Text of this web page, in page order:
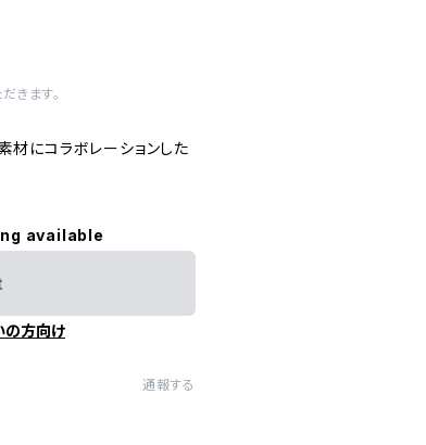
きます。
材にコラボレーションした
available
の方向け
通報する